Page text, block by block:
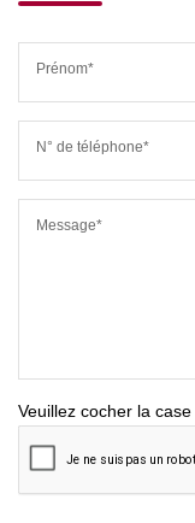
Prénom*
N° de téléphone*
Message*
Veuillez cocher la case